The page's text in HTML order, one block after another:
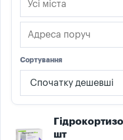
Сортування
шт